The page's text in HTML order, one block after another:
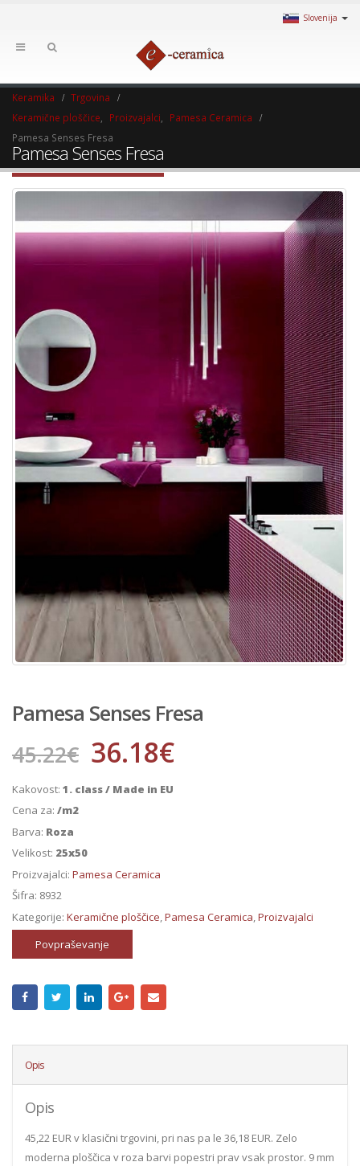
Slovenija
Keramika
Trgovina
Keramične ploščice
Proizvajalci
Pamesa Ceramica
Pamesa Senses Fresa
Pamesa Senses Fresa
Pamesa Senses Fresa
45.22€ 36.18€
Kakovost: 1. class / Made in EU
Cena za: /m2
Barva: Roza
Velikost: 25x50
Proizvajalci: Pamesa Ceramica
Šifra: 8932
Kategorije: Keramične ploščice,Pamesa Ceramica,Proizvajalci
Povpraševanje
Opis
Opis
45,22 EUR v klasični trgovini, pri nas pa le 36,18 EUR. Zelo
moderna ploščica v roza barvi popestri prav vsak prostor. 9 mm